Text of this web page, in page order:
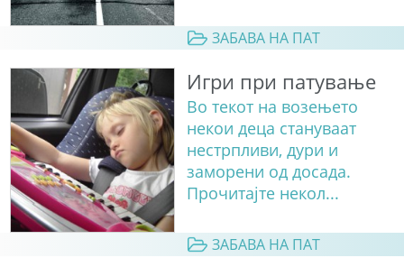
ЗАБАВА НА ПАТ
Игри при патување
Во текот на возењето
некои деца стануваат
нестрпливи, дури и
заморени од досада.
Прочитајте некол...
ЗАБАВА НА ПАТ